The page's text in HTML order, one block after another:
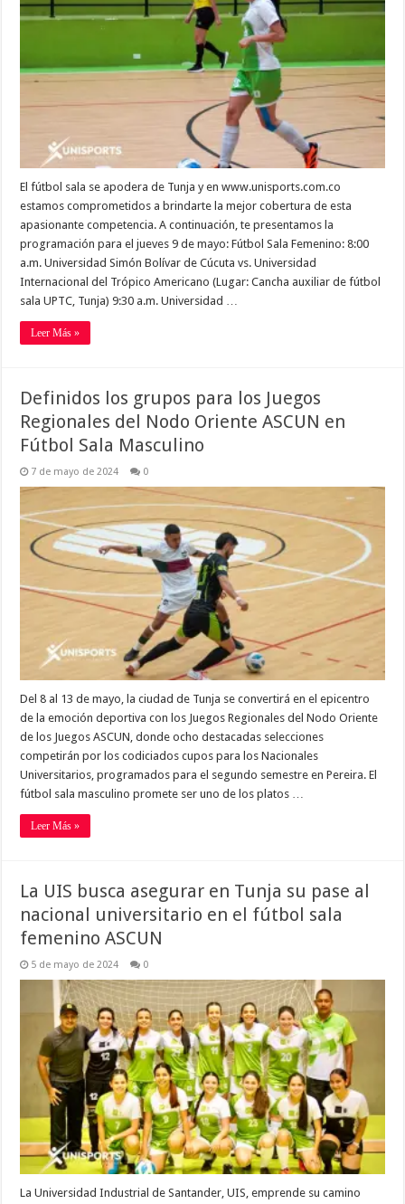
El fútbol sala se apodera de Tunja y en www.unisports.com.co
estamos comprometidos a brindarte la mejor cobertura de esta
apasionante competencia. A continuación, te presentamos la
programación para el jueves 9 de mayo: Fútbol Sala Femenino: 8:00
a.m. Universidad Simón Bolívar de Cúcuta vs. Universidad
Internacional del Trópico Americano (Lugar: Cancha auxiliar de fútbol
sala UPTC, Tunja) 9:30 a.m. Universidad …
Leer Más »
Definidos los grupos para los Juegos
Regionales del Nodo Oriente ASCUN en
Fútbol Sala Masculino
7 de mayo de 2024 0
Del 8 al 13 de mayo, la ciudad de Tunja se convertirá en el epicentro
de la emoción deportiva con los Juegos Regionales del Nodo Oriente
de los Juegos ASCUN, donde ocho destacadas selecciones
competirán por los codiciados cupos para los Nacionales
Universitarios, programados para el segundo semestre en Pereira. El
fútbol sala masculino promete ser uno de los platos …
Leer Más »
La UIS busca asegurar en Tunja su pase al
nacional universitario en el fútbol sala
femenino ASCUN
5 de mayo de 2024 0
La Universidad Industrial de Santander, UIS, emprende su camino